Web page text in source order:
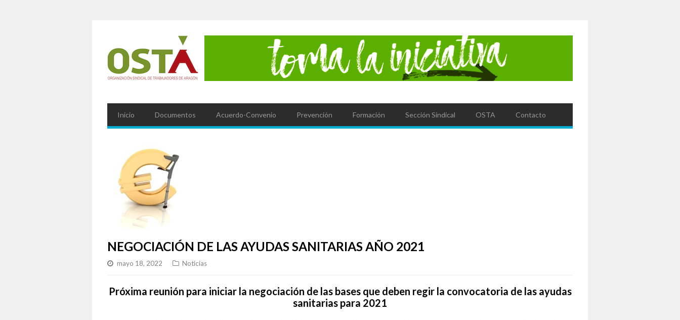
Inicio Documentos Acuerdo-Convenio Prevención Formación Sección Sindical OSTA Contacto
NEGOCIACIÓN DE LAS AYUDAS SANITARIAS AÑO 2021
mayo 18, 2022 Noticias
Próxima reunión para iniciar la negociación de las bases que deben regir la convocatoria de las ayudas
sanitarias para 2021